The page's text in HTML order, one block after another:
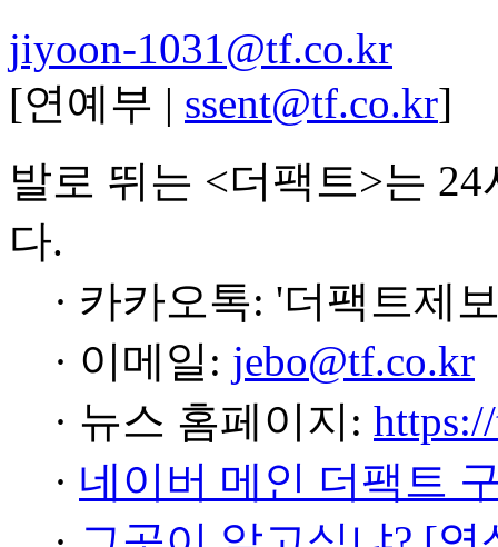
jiyoon-1031@tf.co.kr
[연예부 | ssent@tf.co.kr]
발로 뛰는 <더팩트>는
다.
· 카카오톡: '더팩트제
· 이메일: jebo@tf.co.kr
· 뉴스 홈페이지:
· 네이버 메인 더팩트